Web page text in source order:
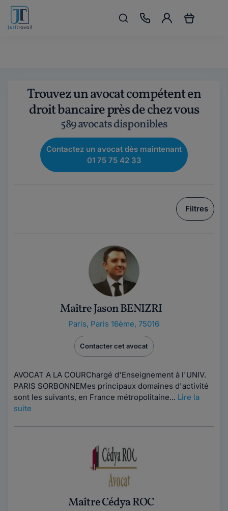
Trouvez un avocat compétent en
droit bancaire près de chez vous
589 avocats disponibles
Contactez un avocat dès maintenant
01 75 75 42 33
Filtres
Maître Jason BENIZRI
Paris, Paris 16ème, 75016
Contacter cet avocat
AVOCAT A LA COURChargé d'Enseignement à l'UNIV.
PARIS SORBONNEMes principaux domaines d'activité
sont les suivants, en France métropolitaine... Lire la
suite
Maître Cédya ROC